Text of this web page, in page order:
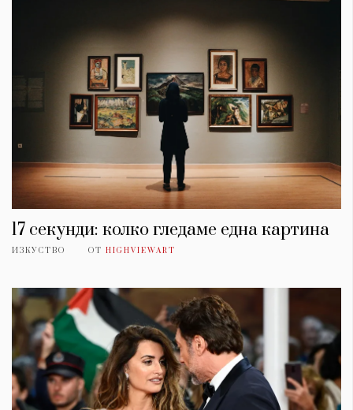
17 секунди: колко гледаме една картина
ИЗКУСТВО ОТ HIGHVIEWART